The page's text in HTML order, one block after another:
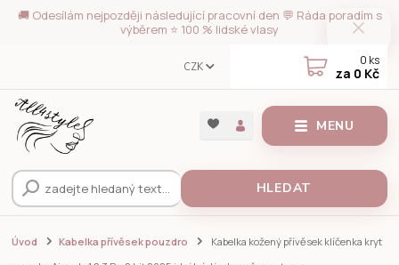
🚚 Odesílám nejpozději následující pracovní den 💬 Ráda poradím s
výběrem ⭐ 100 % lidské vlasy
MENU
CZK
HLEDAT
0 ks
za 0 Kč
Úvod Kabelka přívěsek pouzdro
Kabelka kožený přívěsek klíčenka kryt